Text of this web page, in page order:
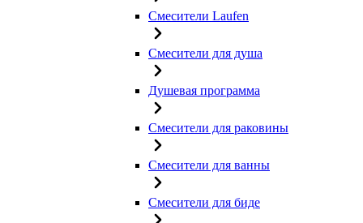
Смесители Laufen
Смесители для душа
Душевая программа
Смесители для раковины
Смесители для ванны
Смесители для биде